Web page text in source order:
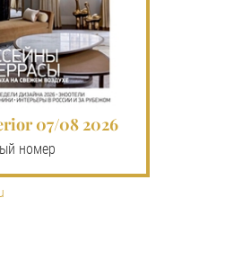
07/08 2026
номер